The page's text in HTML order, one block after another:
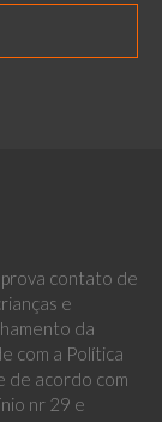
contato de
e
da
com a Política
de acordo com
nr 29 e